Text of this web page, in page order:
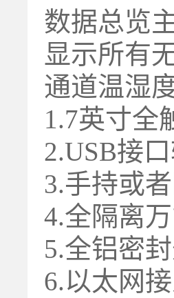
数据总览
显示所有
通道温湿
1.7英寸全
2.USB接
3.手持或
4.全隔离
5.全铝密
6.以太网